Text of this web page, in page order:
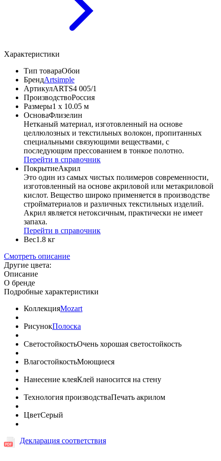
Характеристики
Тип товараОбои
БрендArtsimple
АртикулARTS4 005/1
ПроизводствоРоссия
Размеры1 x 10.05 м
ОсноваФлизелин
Нетканый материал, изготовленный на основе
целлюлозных и текстильных волокон, пропитанных
специальными связующими веществами, с
последующим прессованием в тонкое полотно.
Перейти в справочник
ПокрытиеАкрил
Это один из самых чистых полимеров современности,
изготовленный на основе акриловой или метакриловой
кислот. Вещество широко применяется в производстве
стройматериалов и различных текстильных изделий.
Акрил является нетоксичным, практически не имеет
запаха.
Перейти в справочник
Вес1.8 кг
Смотреть описание
Другие цвета:
Описание
О бренде
Подробные характеристики
КоллекцияMozart
РисунокПолоска
СветостойкостьОчень хорошая светостойкость
ВлагостойкостьМоющиеся
Нанесение клеяКлей наносится на стену
Технология производстваПечать акрилом
ЦветСерый
Декларация соответствия